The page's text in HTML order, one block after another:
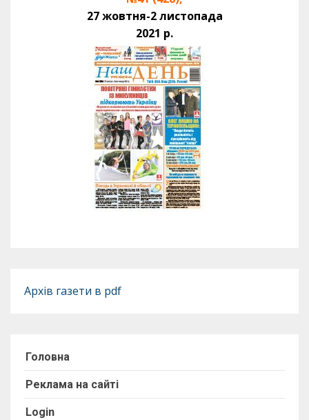
27 жовтня-2 листопада
2021 р.
Архів газети в pdf
Головна
Реклама на сайті
Login